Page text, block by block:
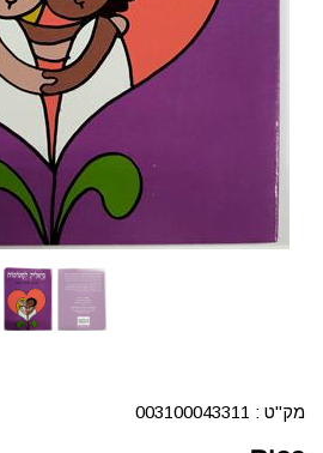
מק"ט : 003100043311